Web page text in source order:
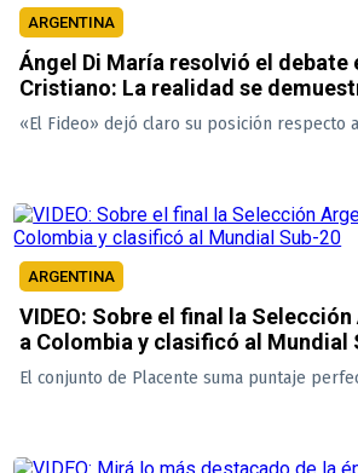
ARGENTINA
Ángel Di María resolvió el debate
Cristiano: La realidad se
«El Fideo» dejó claro su posición respecto
ARGENTINA
VIDEO: Sobre el final la
a Colombia y clasificó al Mundial
El conjunto de Placente suma puntaje